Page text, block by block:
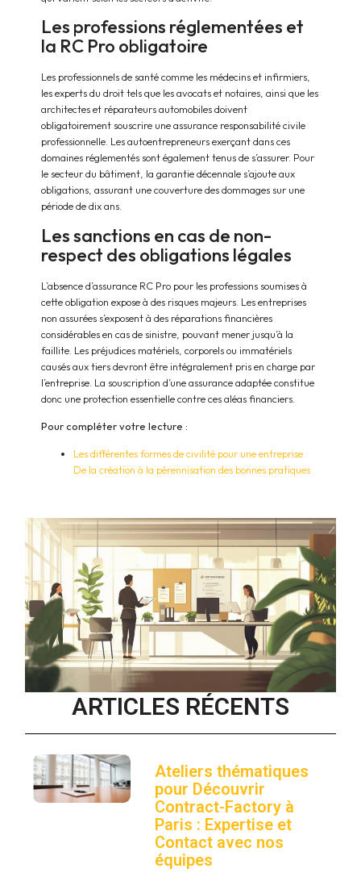
Les professions réglementées et
la RC Pro obligatoire
Les professionnels de santé comme les médecins et infirmiers,
les experts du droit tels que les avocats et notaires, ainsi que les
architectes et réparateurs automobiles doivent
obligatoirement souscrire une assurance responsabilité civile
professionnelle. Les autoentrepreneurs exerçant dans ces
domaines réglementés sont également tenus de s’assurer. Pour
le secteur du bâtiment, la garantie décennale s’ajoute aux
obligations, assurant une couverture des dommages sur une
période de dix ans.
Les sanctions en cas de non-
respect des obligations légales
L’absence d’assurance RC Pro pour les professions soumises à
cette obligation expose à des risques majeurs. Les entreprises
non assurées s’exposent à des réparations financières
considérables en cas de sinistre, pouvant mener jusqu’à la
faillite. Les préjudices matériels, corporels ou immatériels
causés aux tiers devront être intégralement pris en charge par
l’entreprise. La souscription d’une assurance adaptée constitue
donc une protection essentielle contre ces aléas financiers.
Pour compléter votre lecture :
Les différentes formes de civilité pour une entreprise :
De la création à la pérennisation des bonnes pratiques
ARTICLES RÉCENTS
Ateliers thématiques
pour Découvrir
Contract-Factory à
Paris : Expertise et
Contact avec nos
équipes